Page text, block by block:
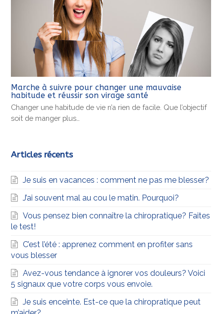
Marche à suivre pour changer une mauvaise
habitude et réussir son virage santé
Changer une habitude de vie n’a rien de facile. Que l’objectif
soit de manger plus…
Articles récents
Je suis en vacances : comment ne pas me blesser?
J’ai souvent mal au cou le matin. Pourquoi?
Vous pensez bien connaître la chiropratique? Faites
le test!
C’est l’été : apprenez comment en profiter sans
vous blesser
Avez-vous tendance à ignorer vos douleurs? Voici
5 signaux que votre corps vous envoie.
Je suis enceinte. Est-ce que la chiropratique peut